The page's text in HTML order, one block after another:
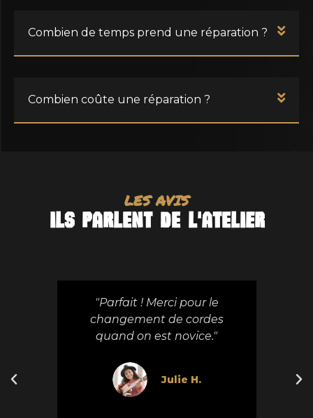
Combien de temps prend une réparation ?
Combien coûte une réparation ?
LES AVIS
Ils parlent de l'atelIER
"Parfait ! Merci pour le
changement de cordes
quand on est novice."
Julie H.